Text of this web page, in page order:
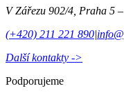
V Zářezu 902/4 Praha 5
(+420) 211 221 890|
Další kontakty ->
Podporujeme